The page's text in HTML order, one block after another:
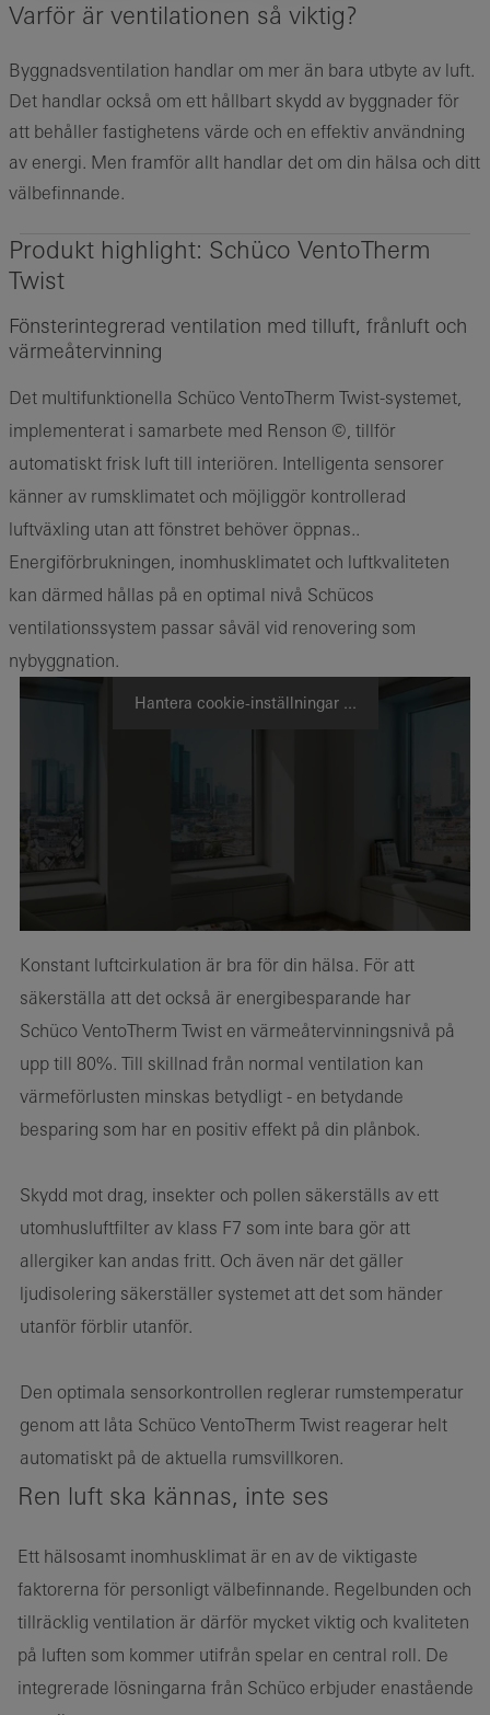
Varför är ventilationen så viktig?
Byggnadsventilation handlar om mer än bara utbyte av luft.
Det handlar också om ett hållbart skydd av byggnader för
att behåller fastighetens värde och en effektiv användning
av energi. Men framför allt handlar det om din hälsa och ditt
välbefinnande.
Produkt highlight: Schüco VentoTherm
Twist
Fönsterintegrerad ventilation med tilluft, frånluft och
värmeåtervinning
Det multifunktionella Schüco VentoTherm Twist-systemet,
implementerat i samarbete med Renson ©, tillför
automatiskt frisk luft till interiören. Intelligenta sensorer
känner av rumsklimatet och möjliggör kontrollerad
luftväxling utan att fönstret behöver öppnas..
Energiförbrukningen, inomhusklimatet och luftkvaliteten
kan därmed hållas på en optimal nivå Schücos
ventilationssystem passar såväl vid renovering som
nybyggnation.
Hantera cookie-inställningar ...
Konstant luftcirkulation är bra för din hälsa. För att
säkerställa att det också är energibesparande har
Schüco VentoTherm Twist en värmeåtervinningsnivå på
upp till 80%. Till skillnad från normal ventilation kan
värmeförlusten minskas betydligt - en betydande
besparing som har en positiv effekt på din plånbok.
Skydd mot drag, insekter och pollen säkerställs av ett
utomhusluftfilter av klass F7 som inte bara gör att
allergiker kan andas fritt. Och även när det gäller
ljudisolering säkerställer systemet att det som händer
utanför förblir utanför.
Den optimala sensorkontrollen reglerar rumstemperatur
genom att låta Schüco VentoTherm Twist reagerar helt
automatiskt på de aktuella rumsvillkoren.
Ren luft ska kännas, inte ses
Ett hälsosamt inomhusklimat är en av de viktigaste
faktorerna för personligt välbefinnande. Regelbunden och
tillräcklig ventilation är därför mycket viktig och kvaliteten
på luften som kommer utifrån spelar en central roll. De
integrerade lösningarna från Schüco erbjuder enastående